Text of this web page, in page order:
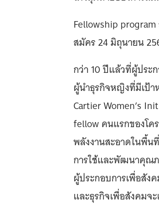
Fellowship
สมัคร 24 มิถุนายน
กว่า 10 ปีแล้วที่ผู้ประ
ผู้นำธุรกิจหญิงที่มีเป้า
Cartier Women’s
fellow คนแรกของโค
พลังงานสะอาดในพื้น
การใช้และพัฒนาคุณ
ผู้ประกอบการเพื่อสัง
และธุรกิจเพื่อสังคมจ